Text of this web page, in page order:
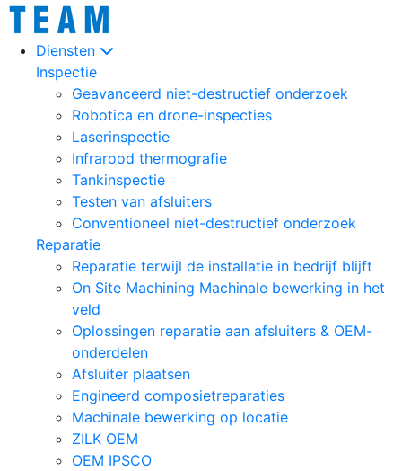
Diensten
Inspectie
Geavanceerd niet-destructief onderzoek
Robotica en drone-inspecties
Laserinspectie
Infrarood thermografie
Tankinspectie
Testen van afsluiters
Conventioneel niet-destructief onderzoek
Reparatie
Reparatie terwijl de installatie in bedrijf blijft
On Site Machining Machinale bewerking in het
veld
Oplossingen reparatie aan afsluiters & OEM-
onderdelen
Afsluiter plaatsen
Engineerd composietreparaties
Machinale bewerking op locatie
ZILK OEM
OEM IPSCO